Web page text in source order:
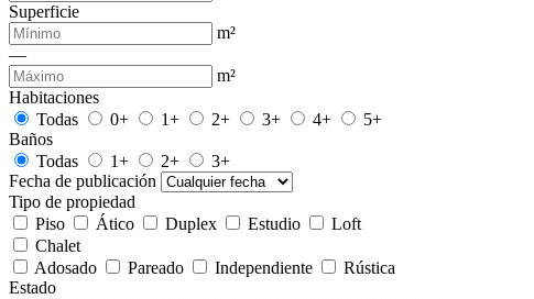
Superficie
m²
—
m²
Habitaciones
Todas
0+ 1+ 2+ 3+ 4+
5+
Baños
Todas
1+ 2+
3+
Fecha de publicación
Tipo de propiedad
Piso
Ático Duplex Estudio
Loft
Chalet
Adosado
Pareado Independiente
Rústica
Estado